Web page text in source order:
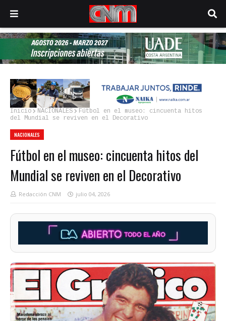
Inicio NACIONALES
Fútbol en el museo: cincuenta hitos
del Mundial se reviven en el Decorativo
NACIONALES
Fútbol en el museo: cincuenta hitos del
Mundial se reviven en el Decorativo
Redacción CNM julio 04, 2026